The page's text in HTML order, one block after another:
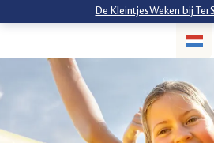
De KleintjesWeken bij